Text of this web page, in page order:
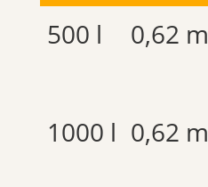
500 l
0,62 m
1000 l 0,62 m